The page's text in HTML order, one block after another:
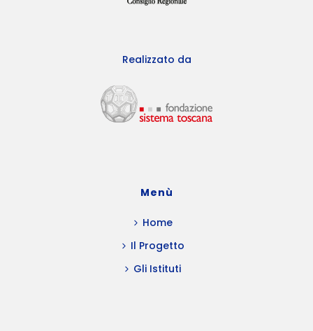
Realizzato da
Menù
Home
Il Progetto
Gli Istituti